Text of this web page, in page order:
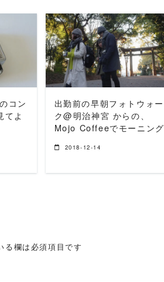
コン
てよ
READ MORE
出勤前の早朝フォトウォー
ク@明治神宮 からの、
Mojo Coffeeでモーニング
2018-12-14
る欄は必須項目です